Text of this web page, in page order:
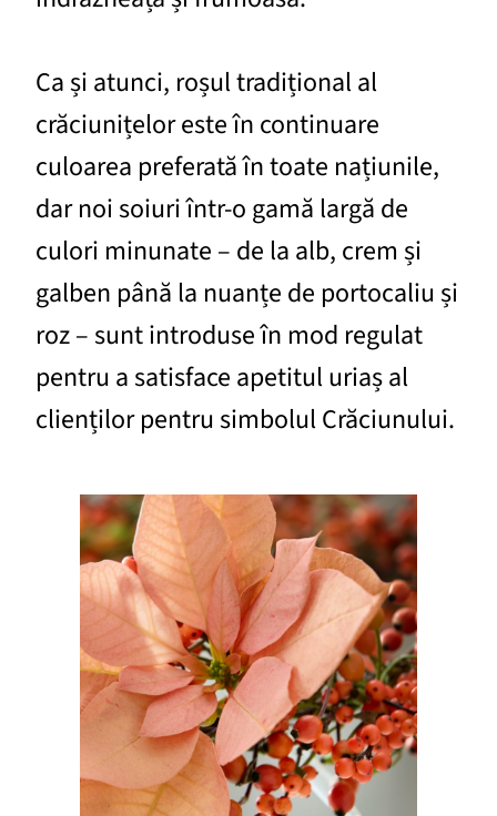
Ca și atunci, roșul tradițional al
crăciunițelor este în continuare
culoarea preferată în toate națiunile,
dar noi soiuri într-o gamă largă de
culori minunate – de la alb, crem și
galben până la nuanțe de portocaliu și
roz – sunt introduse în mod regulat
pentru a satisface apetitul uriaș al
clienților pentru simbolul Crăciunului.